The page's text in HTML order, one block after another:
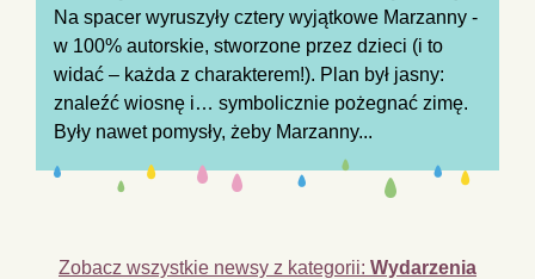
Na spacer wyruszyły cztery wyjątkowe Marzanny -
w 100% autorskie, stworzone przez dzieci (i to
widać – każda z charakterem!). Plan był jasny:
znaleźć wiosnę i… symbolicznie pożegnać zimę.
Były nawet pomysły, żeby Marzanny...
Zobacz wszystkie newsy z kategorii: Wydarzenia